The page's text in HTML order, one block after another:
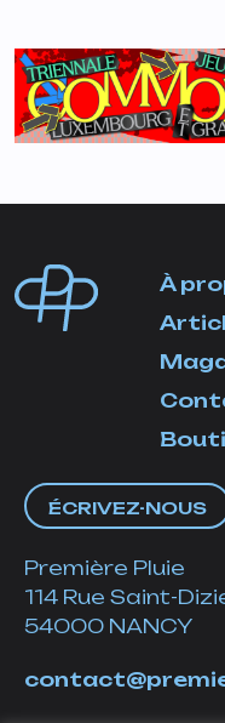
À
ÉCRIVEZ-NOUS
Première Pluie
114 Rue Saint-
54000 NANCY